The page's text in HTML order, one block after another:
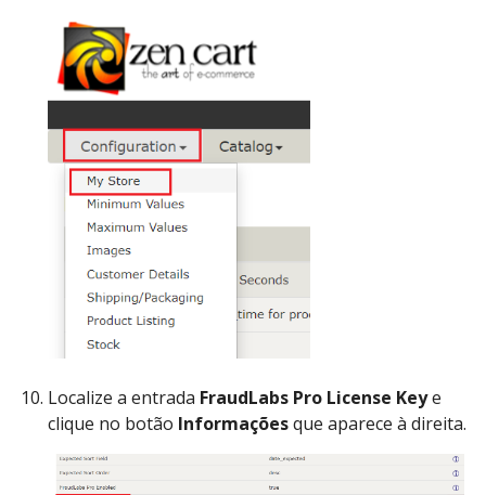
Localize a entrada FraudLabs Pro License Keye
clique no botão Informaçõesque aparece à direita.